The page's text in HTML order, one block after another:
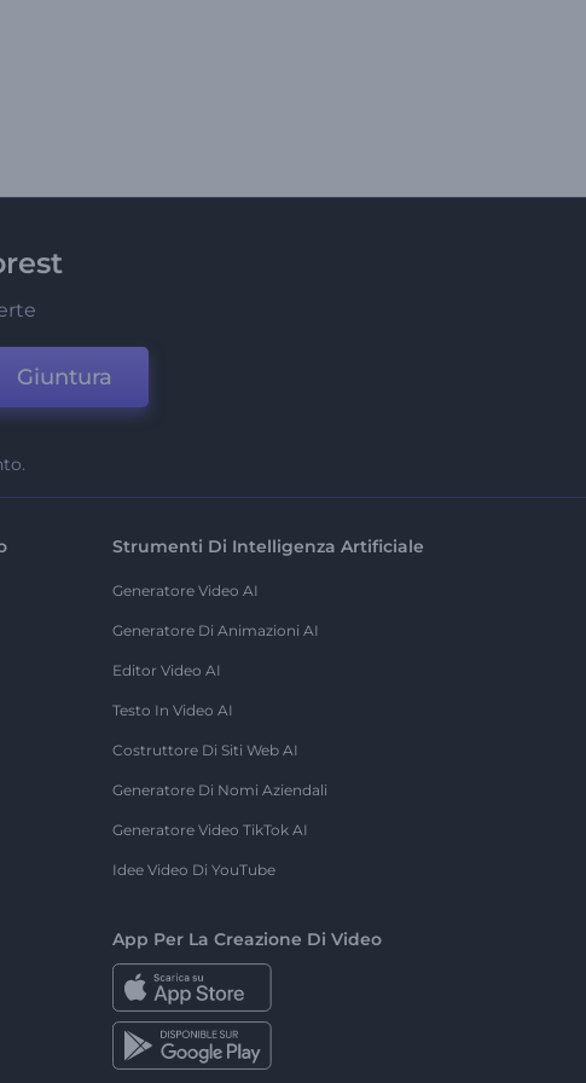
Giuntura
Strumenti Di Intelligenza Artificiale
Generatore Video AI
Generatore Di Animazioni AI
Editor Video AI
Testo In Video AI
Costruttore Di Siti Web AI
Generatore Di Nomi Aziendali
Generatore Video TikTok AI
Idee Video Di YouTube
App Per La Creazione Di Video